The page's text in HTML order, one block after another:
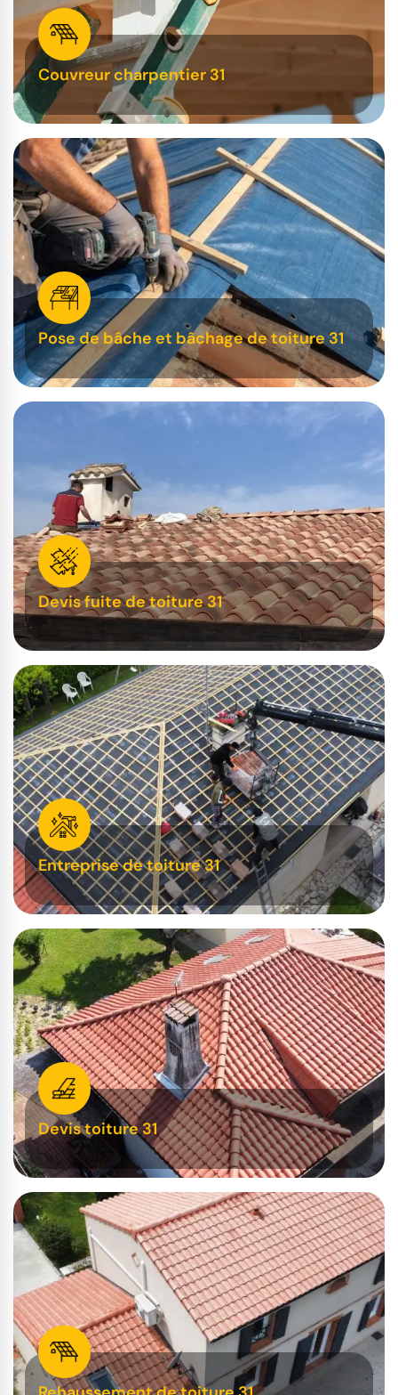
Couvreur charpentier 31
Pose de bâche et bâchage de toiture 31
Devis fuite de toiture 31
Entreprise de toiture 31
Devis toiture 31